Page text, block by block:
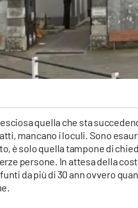
quella che sta
mancano i loculi. Sono
è solo quella tampone di
persone. In attesa della
da più di 30 ann ovvero